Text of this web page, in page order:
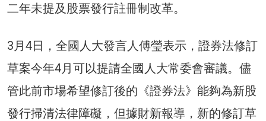
二年未提及股票發行註冊制改革。
3月4日，全國人大發言人傅瑩表示，證券法修訂
草案今年4月可以提請全國人大常委會審議。儘
管此前市場希望修訂後的《證券法》能夠為新股
發行掃清法律障礙，但據財新報導，新的修訂草